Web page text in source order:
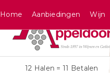
12 Halen = 11 Betalen
Home Aanbiedingen Wijn